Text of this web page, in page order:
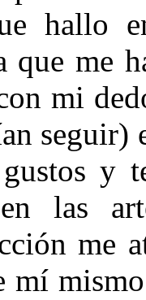
hallo
que me
mi
seguir)
y
las
me
mí